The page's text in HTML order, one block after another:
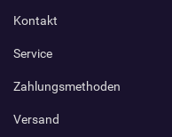
Kontakt
Service
Zahlungsmethoden
Versand